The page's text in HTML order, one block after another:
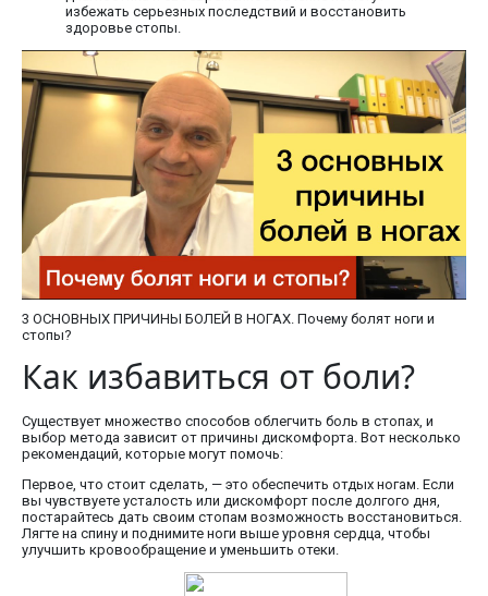
избежать серьезных последствий и восстановить
здоровье стопы.
3 ОСНОВНЫХ ПРИЧИНЫ БОЛЕЙ В НОГАХ. Почему болят ноги и
стопы?
Как избавиться от боли?
Существует множество способов облегчить боль в стопах, и
выбор метода зависит от причины дискомфорта. Вот несколько
рекомендаций, которые могут помочь:
Первое, что стоит сделать, — это обеспечить отдых ногам. Если
вы чувствуете усталость или дискомфорт после долгого дня,
постарайтесь дать своим стопам возможность восстановиться.
Лягте на спину и поднимите ноги выше уровня сердца, чтобы
улучшить кровообращение и уменьшить отеки.